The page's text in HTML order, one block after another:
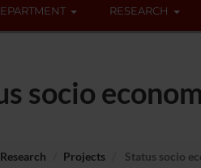
RESEARCH
socio
Research Projects Status socio